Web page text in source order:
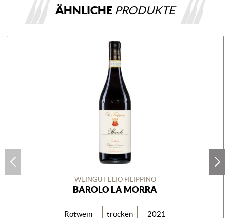
ÄHNLICHE PRODUKTE
WEINGUT ELIO FILIPPINO
BAROLO LA MORRA
Rotwein trocken 2021